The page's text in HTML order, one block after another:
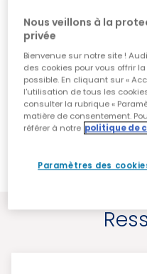
PoE ou
Prise en charge
globale prêt à
Interface
Gestion
Manager, une
Nous veillons à la
privée
Bienvenue sur notre site !
des cookies pour vous offrir
possible. En cliquant sur «
l'utilisation de tous les
consulter la rubrique «
matière de consentement.
référer à notre politique de
Paramètres des